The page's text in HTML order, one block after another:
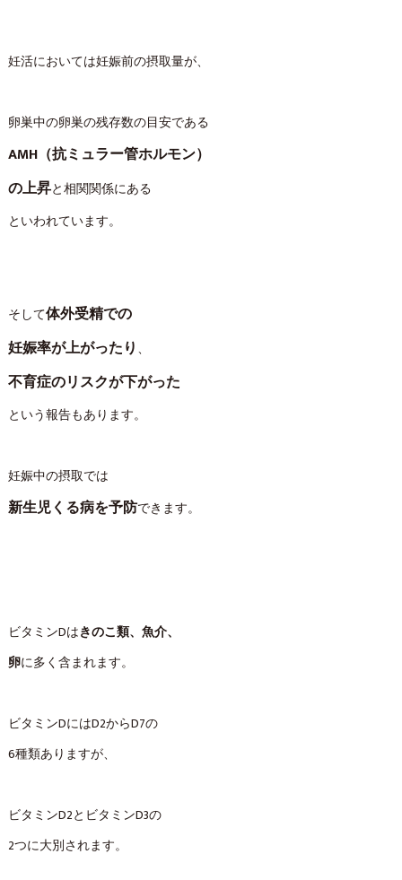
妊活においては妊娠前の摂取量が、
卵巣中の卵巣の残存数の目安である
AMH（抗ミュラー管ホルモン）
の上昇と相関関係にある
といわれています。
そして体外受精での
妊娠率が上がったり、
不育症のリスクが下がった
という報告もあります。
妊娠中の摂取では
新生児くる病を予防できます。
ビタミンDはきのこ類、魚介、
卵に多く含まれます。
ビタミンDにはD2からD7の
6種類ありますが、
ビタミンD2とビタミンD3の
2つに大別されます。